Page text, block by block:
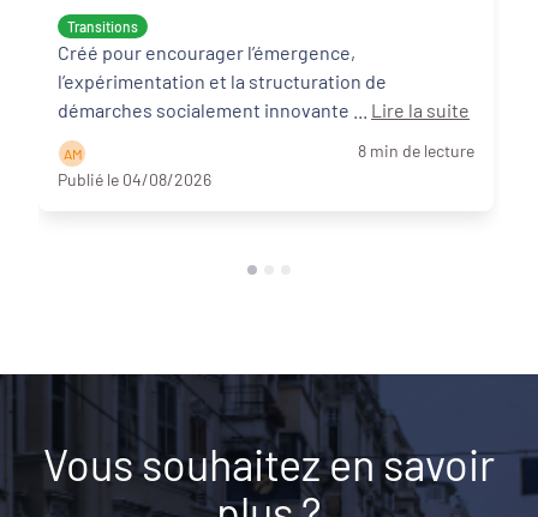
Transitions
Créé pour encourager l’émergence,
l’expérimentation et la structuration de
Lire la suite
A M
8 min de lecture
Publié le 04/08/2026
Vous souhaitez en savoir